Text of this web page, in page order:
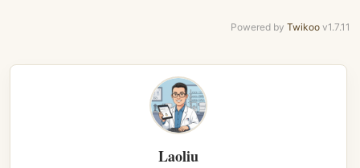
Powered by Twikoo v1.7.11
Laoliu